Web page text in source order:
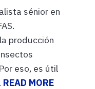
sénior en
producción
eso, es útil
READ MORE